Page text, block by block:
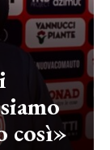
così»